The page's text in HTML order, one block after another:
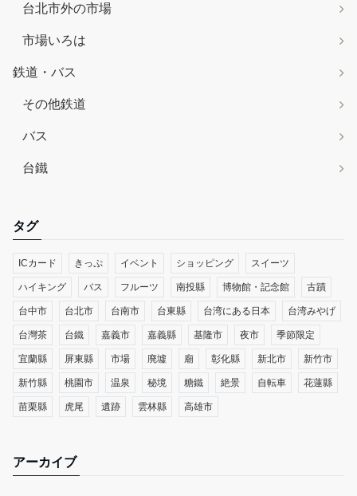
台北市外の市場
市場いろは
鉄道・バス
その他鉄道
バス
台鐵
タグ
ICカード きっぷ イベント ショッピング スイーツ
ハイキング バス フルーツ 南投縣 博物館・記念館 古蹟
台中市 台北市 台南市 台東縣 台湾にある日本 台湾みやげ
台灣茶 台鐵 嘉義市 嘉義縣 基隆市 夜市 季節限定
宜蘭縣 屏東縣 市場 廃墟 廟 彰化縣 新北市 新竹市
新竹縣 桃園市 温泉 秘境 糖鐵 絶景 自転車 花蓮縣
苗栗縣 虎尾 遺跡 雲林縣 高雄市
アーカイブ